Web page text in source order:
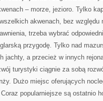
– morze, jezioro. Tylko
akwenach, bez
trzeba wybrać
przygodę. Tylko nad
jachty, a przecież w innych
turystyki ciągnie za sobą
Dużo miejsc oferujących
popularniejsze są ostatnio